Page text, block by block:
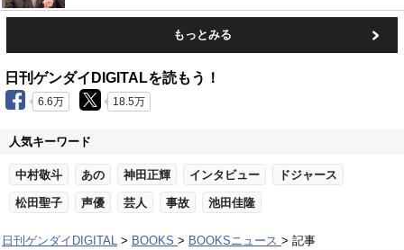
もっとみる
日刊ゲンダイDIGITALを読もう！
6.6万 18.5万
人気キーワード
中村敬斗 あの 神田正輝 インタビュー ドジャース
松田聖子 声優 芸人 事故 池田佳隆
日刊ゲンダイDIGITAL BOOKS BOOKSニュース 記事